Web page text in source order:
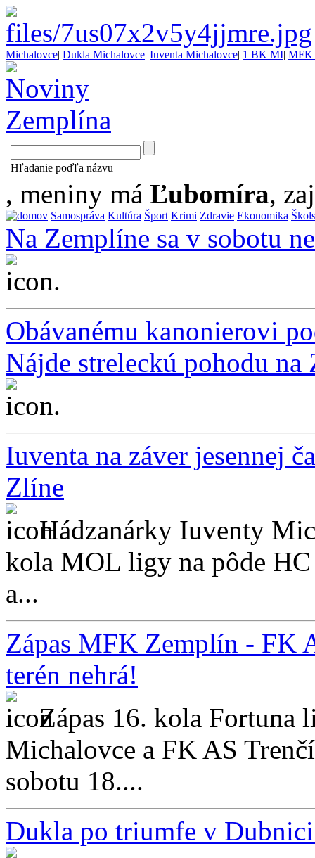
Michalovce| Dukla Michalovce| Iuventa Michalovce| 1 BK MI| MFK
Hľadanie poďľa názvu
, meniny má Ľubomíra,
Samospráva Kultúra Šport Krimi Zdravie Ekonomika
Na Zemplíne sa v sobotu
...
Obávanému kanonierovi
Nájde streleckú pohodu na
...
Iuventa na záver jesennej
Zlíne
Hádzanárky Iuventy
kola MOL ligy na pôde
a...
Zápas MFK Zemplín - FK
terén nehrá!
Zápas 16. kola
Michalovce a FK AS
sobotu 18....
Dukla po triumfe v